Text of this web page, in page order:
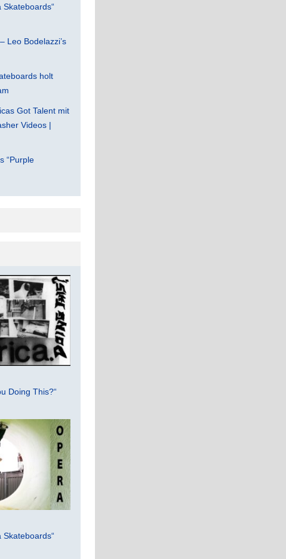
Skateboards“
Leo Bodelazzi’s
holt
Got Talent mit
Videos |
“Purple
Doing This?“
Skateboards“